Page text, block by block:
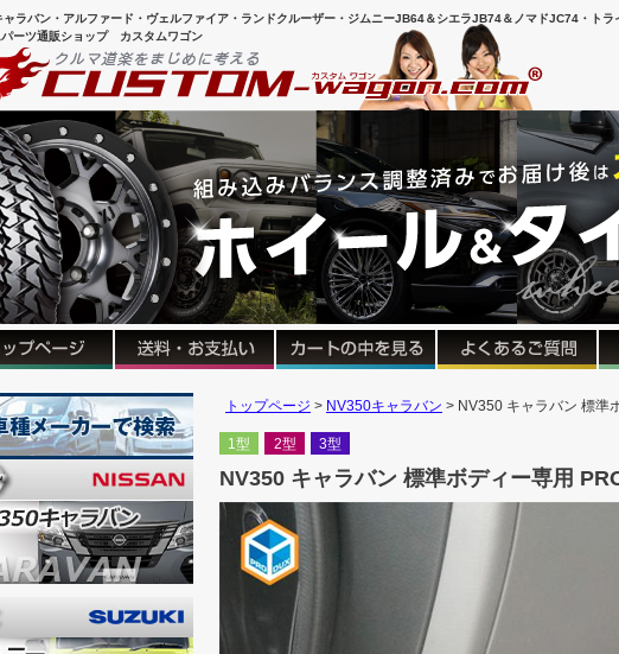
ラバン・アルファード・ヴェルファイア・ランドクルーザー・ジムニーJB64＆シエラJB74＆ノマドJC74・トラ
パーツ通販ショップ カスタムワゴン
トップページ NV350キャラバン NV350 キャラバン 標準
1型 2型 3型
NV350 キャラバン 標準ボディー専用